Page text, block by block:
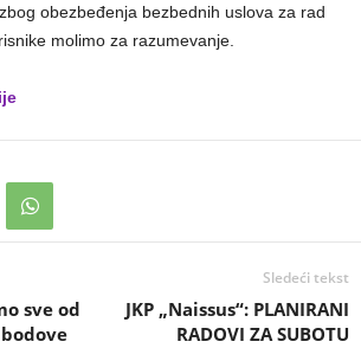
obezbeđenja bezbednih uslova za rad
molimo za razumevanje.
sve od
Sledeći tekst
JKP „Naissus“: PLANIRANI
RADOVI ZA SUBOTU